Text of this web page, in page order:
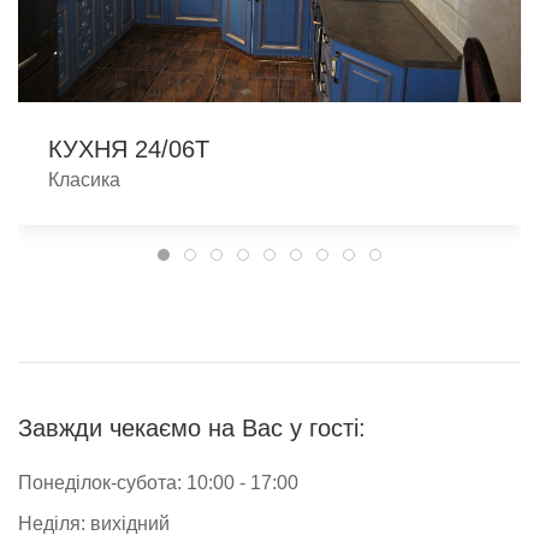
КУХНЯ 24/06T
Класика
Завжди чекаємо на Вас у гості:
Понеділок-субота: 10:00 - 17:00
Неділя: вихідний